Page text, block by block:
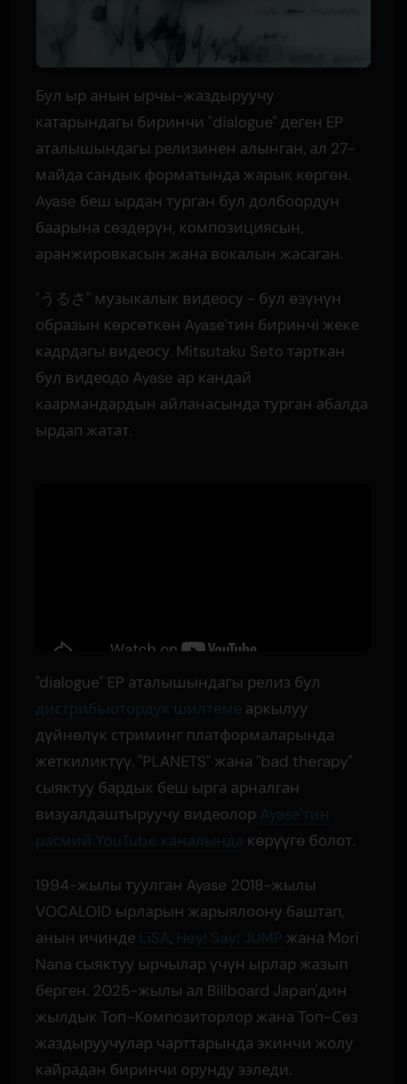
Бул ыр анын ырчы-жаздыруучу
катарындагы биринчи "dialogue" деген EP
аталышындагы релизинен алынган, ал 27-
майда сандык форматында жарык көргөн.
Ayase беш ырдан турган бул долбоордун
баарына сөздөрүн, композициясын,
аранжировкасын жана вокалын жасаган.
"うるさ" музыкалык видеосу - бул өзүнүн
образын көрсөткөн Ayase'тин биринчі жеке
кадрдагы видеосу. Mitsutaku Seto тарткан
бул видеодо Ayase ар кандай
каармандардын айланасында турган абалда
ырдап жатат.
"dialogue" EP аталышындагы релиз бул
дистрибьютордук шилтеме аркылуу
дүйнөлүк стриминг платформаларында
жеткиликтүү. "PLANETS" жана "bad therapy"
сыяктуу бардык беш ырга арналган
визуалдаштыруучу видеолор Ayase'тин
расмий YouTube каналында көрүүгө болот.
1994-жылы туулган Ayase 2018-жылы
VOCALOID ырларын жарыялоону баштап,
анын ичинде LiSA, Hey! Say! JUMP жана Mori
Nana сыяктуу ырчылар үчүн ырлар жазып
берген. 2025-жылы ал Billboard Japan'дин
жылдык Топ-Композиторлор жана Топ-Сөз
жаздыруучулар чарттарында экинчи жолу
кайрадан биринчи орунду ээледи.